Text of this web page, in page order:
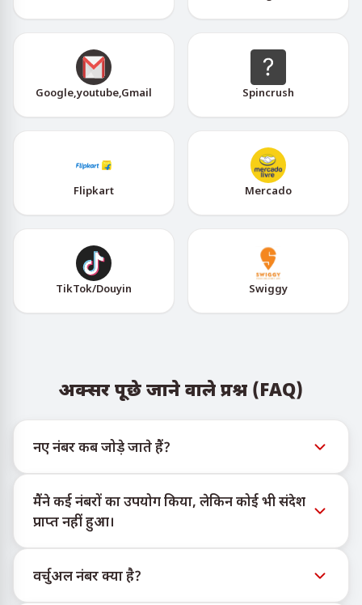
Google,youtube,Gmail Spincrush
Flipkart Mercado
TikTok/Douyin Swiggy
अक्सर पूछे जाने वाले प्रश्न (FAQ)
नए नंबर कब जोड़े जाते हैं?
Telegram बोट @TigerSMSofficial_bot के माध्यम से देखी जा
सकती है। यह चैनल समय पर अपडेट देता है ताकि उपयोगकर्ता
नवीनतम नंबर इन्वेंट्री तक पहुँच सकें।
मैंने कई नंबरों का उपयोग किया, लेकिन कोई भी संदेश
प्राप्त नहीं हुआ।
नहीं दे सकते। विभिन्न सेवा एल्गोरिदम कई कारणों से अस्थायी नंबरों
पर संदेशों की डिलीवरी को रोक सकते हैं। सफल डिलीवरी की
वर्चुअल नंबर क्या है?